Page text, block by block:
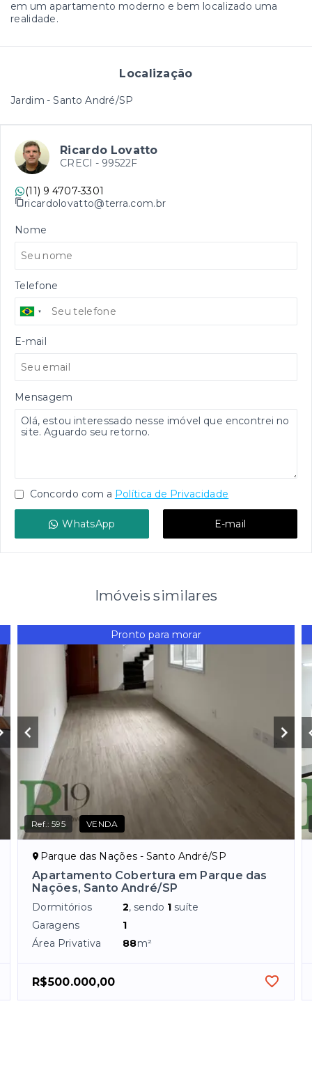
em um apartamento moderno e bem localizado uma
realidade.
Localização
Jardim - Santo André/SP
Ricardo Lovatto
CRECI - 99522F
(11) 9 4707-3301
ricardolovatto@terra.com.br
Nome
Telefone
E-mail
Mensagem
Concordo com a Política de Privacidade
WhatsApp E-mail
Imóveis similares
Pronto para morar
Ref.:595 VENDA
Parque das Nações - Santo André/SP
Apartamento Cobertura em Parque das
Nações, Santo André/SP
Dormitórios 2, sendo 1 suíte
Garagens
1
Área Privativa
88m²
R$500.000,00